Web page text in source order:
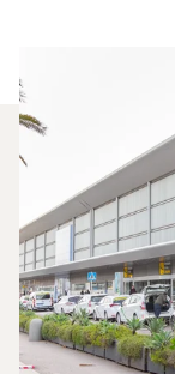
2025-ben a
Citation II volt
magánrepülő